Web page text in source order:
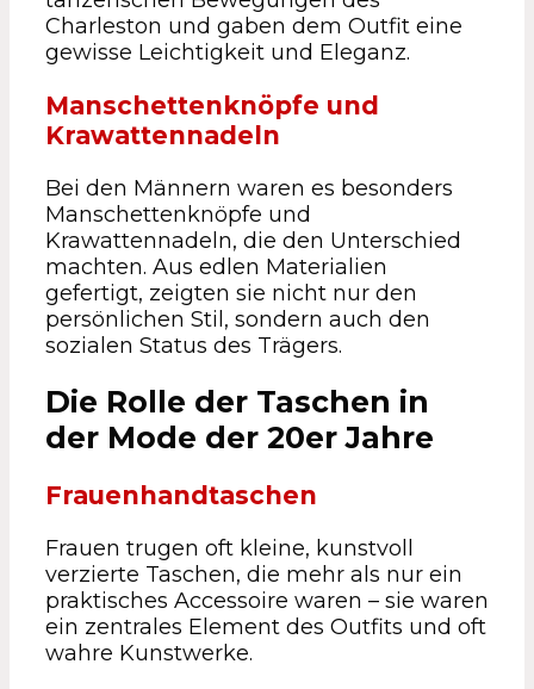
Charleston und gaben dem Outfit eine
gewisse Leichtigkeit und Eleganz.
Manschettenknöpfe und
Krawattennadeln
Bei den Männern waren es besonders
Manschettenknöpfe und
Krawattennadeln, die den Unterschied
machten. Aus edlen Materialien
gefertigt, zeigten sie nicht nur den
persönlichen Stil, sondern auch den
sozialen Status des Trägers.
Die Rolle der Taschen in
der Mode der 20er Jahre
Frauenhandtaschen
Frauen trugen oft kleine, kunstvoll
verzierte Taschen, die mehr als nur ein
praktisches Accessoire waren – sie waren
ein zentrales Element des Outfits und oft
wahre Kunstwerke.